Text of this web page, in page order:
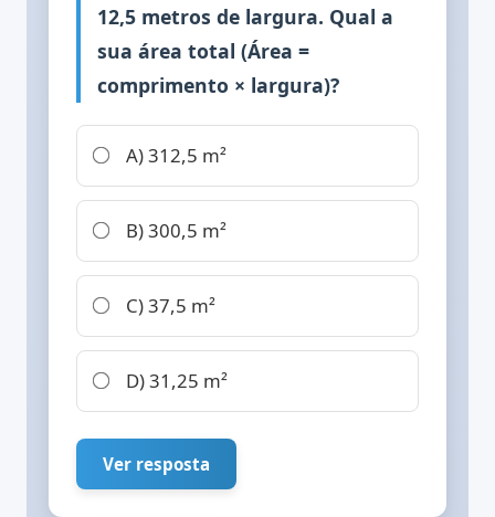
12,5 metros de largura. Qual a
sua área total (Área =
comprimento × largura)?
A) 312,5 m²
B) 300,5 m²
C) 37,5 m²
D) 31,25 m²
Ver resposta